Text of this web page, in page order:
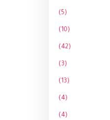
(5)
(10)
(42)
(3)
(13)
(4)
(4)